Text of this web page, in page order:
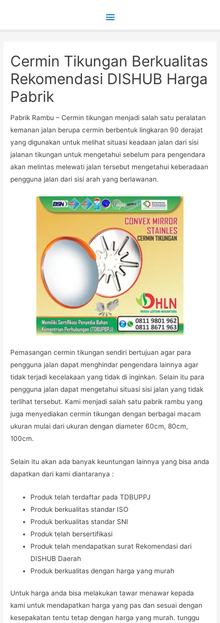
Main
Cermin Tikungan Berkualitas
Rekomendasi DISHUB Harga
Pabrik
Pabrik Rambu – Cermin tikungan menjadi salah satu peralatan
kemanan jalan berupa cermin berbentuk lingkaran 90 derajat
yang digunakan untuk melihat situasi keadaan jalan dari sisi
jalanan tikungan untuk mengetahui sebelum para pengendara
akan melintas melewati jalan tersebut mengetahui keberadaan
pengguna jalan dari sisi arah yang berlawanan.
Pemasangan cermin tikungan sendiri bertujuan agar para
pengguna jalan dapat menghindar pengendara lainnya agar
tidak terjadi kecelakaan yang tidak di inginkan. Selain itu para
pengguna jalan dapat mengetahui situasi sisi jalan yang tidak
terlihat tersebut. Kami menjadi salah satu pabrik rambu yang
juga menyediakan cermin tikungan dengan berbagai macam
ukuran mulai dari ukuran dengan diameter 60cm, 80cm,
100cm.
Selain itu akan ada banyak keuntungan lainnya yang bisa anda
dapatkan dari kami diantaranya :
Produk telah terdaftar pada TDBUPPJ
Produk berkualitas standar ISO
Produk berkualitas standar SNI
Produk telah bersertifikasi
Produk telah mendapatkan surat Rekomendasi dari
DISHUB Daerah
Produk berkualitas dengan harga yang murah
Untuk harga anda bisa melakukan tawar menawar kepada
kami untuk mendapatkan harga yang pas dan sesuai dengan
kesepakatan tentu tetap dengan harga yang murah. tunggu